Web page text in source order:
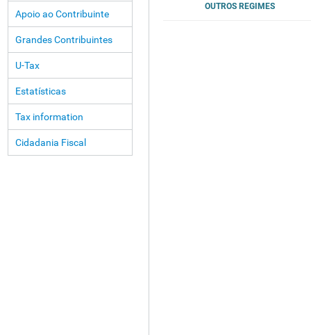
Apoio ao Contribuinte
Grandes Contribuintes
U-Tax
Estatísticas
Tax information
Cidadania Fiscal
OUTROS REGIMES